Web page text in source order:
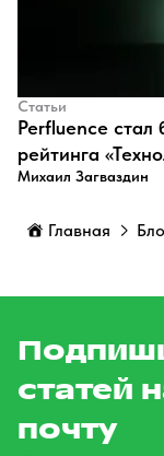
Статьи
Perfluence
рейтинга
Михаил Загваздин
Главная
статей
почту